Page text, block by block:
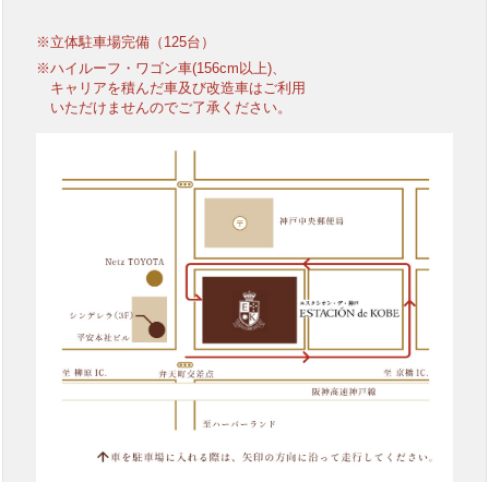
※立体駐車場完備（125台）
※ハイルーフ・ワゴン車(156cm以上)、
キャリアを積んだ車及び改造車はご利用
いただけませんのでご了承ください。